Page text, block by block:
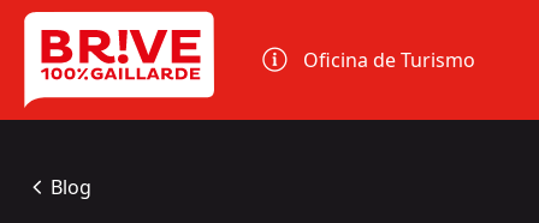
Panel de gestión de cookies
Oficina de Turismo
Blog